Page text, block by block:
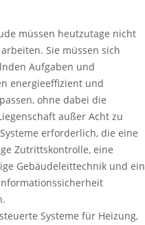
müssen heutzutage nicht
arbeiten. Sie müssen sich
Aufgaben und
energieeffizient und
ohne dabei die
außer Acht zu
erforderlich, die eine
Zutrittskontrolle, eine
Gebäudeleittechnik und ein
Systeme für Heizung,